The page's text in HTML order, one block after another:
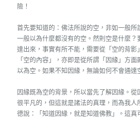
險！
首先要知道的：佛法所說的空，非如一般所
一般以為什麼都沒有的空。然則空是什麼？
達出來，事實有所不能，需要從「空的背影
「空的內容」，亦即是從所謂「因緣」方
以為空。如果不知因緣，無論如何不會通達
因緣既為空的背景，所以當先了解因緣。
很平凡的，但這就是諸法的真理，而為我人
德說：「知道因緣，就是知道佛教」。這真